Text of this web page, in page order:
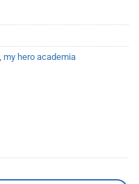
my hero academia